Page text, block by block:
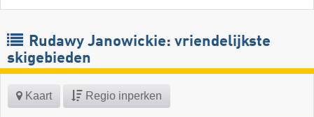
Rudawy Janowickie: vriendelijkste
skigebieden
Kaart Regio inperken